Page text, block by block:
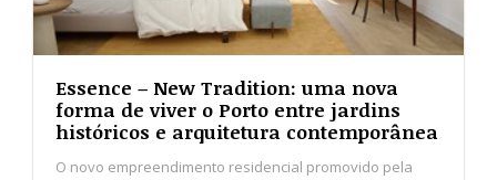
Essence – New Tradition: uma nova
forma de viver o Porto entre jardins
históricos e arquitetura contemporânea
O novo empreendimento residencial promovido pela